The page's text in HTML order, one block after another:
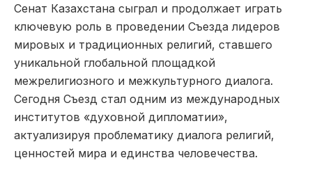
Сенат Казахстана сыграл и продолжает играть
ключевую роль в проведении Съезда лидеров
мировых и традиционных религий, ставшего
уникальной глобальной площадкой
межрелигиозного и межкультурного диалога.
Сегодня Съезд стал одним из международных
институтов «духовной дипломатии»,
актуализируя проблематику диалога религий,
ценностей мира и единства человечества.